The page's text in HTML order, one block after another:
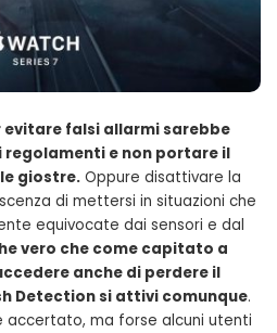
evitare falsi allarmi sarebbe
e non portare il
giostre. Oppure disattivare la
di mettersi in situazioni che
equivocate dai sensori e dal
vero che come capitato a
anche di perdere il
Detection si attivi comunque.
accertato, ma forse alcuni utenti